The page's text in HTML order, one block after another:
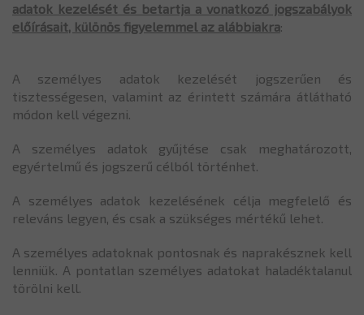
adatok kezelését és betartja a vonatkozó jogszabályok
előírásait, különös figyelemmel az alábbiakra:
A személyes adatok kezelését jogszerűen és
tisztességesen, valamint az érintett számára átlátható
módon kell végezni.
A személyes adatok gyűjtése csak meghatározott,
egyértelmű és jogszerű célból történhet.
A személyes adatok kezelésének célja megfelelő és
releváns legyen, és csak a szükséges mértékű lehet.
A személyes adatoknak pontosnak és naprakésznek kell
lenniük. A pontatlan személyes adatokat haladéktalanul
törölni kell.